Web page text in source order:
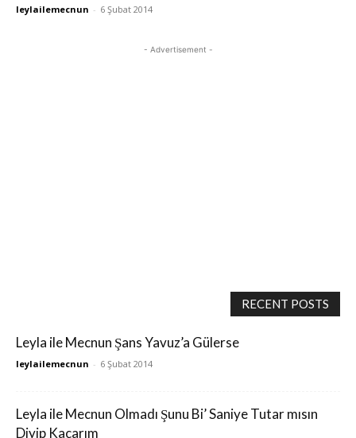
leylailemecnun - 6 Şubat 2014
- Advertisement -
RECENT POSTS
Leyla ile Mecnun Şans Yavuz’a Gülerse
leylailemecnun - 6 Şubat 2014
Leyla ile Mecnun Olmadı Şunu Bi’ Saniye Tutar mısın
Diyip Kaçarım